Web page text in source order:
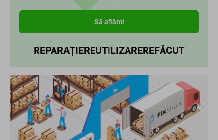
Să aflăm!
REPARAȚIEREUTILIZAREREFĂCUT